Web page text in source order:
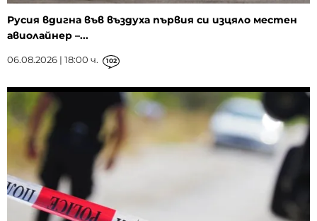
Русия вдигна във въздуха първия си изцяло местен
авиолайнер –...
06.08.2026 | 18:00 ч. 102